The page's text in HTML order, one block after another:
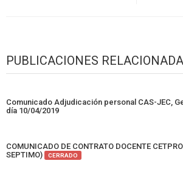
PUBLICACIONES
Comunicado Adjudicación personal CAS-JEC,
día 10/04/2019
COMUNICADO DE CONTRATO DOCENTE
SEPTIMO)
CERRADO